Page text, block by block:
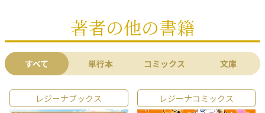
著者の他の書籍
すべて 単行本 コミックス 文庫
レジーナブックス レジーナコミックス